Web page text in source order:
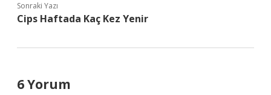
Sonraki Yazı
Cips Haftada Kaç Kez Yenir
6 Yorum